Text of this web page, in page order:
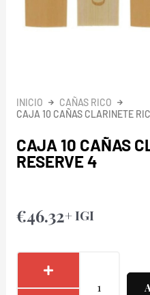
INICIO
CAÑAS RICO
CAJA 10 CAÑAS CLARINETE
CAJA 10 CAÑAS
RESERVE 4
€46.32+ IGI